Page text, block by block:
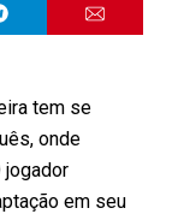
tem se
onde
jogador
em seu